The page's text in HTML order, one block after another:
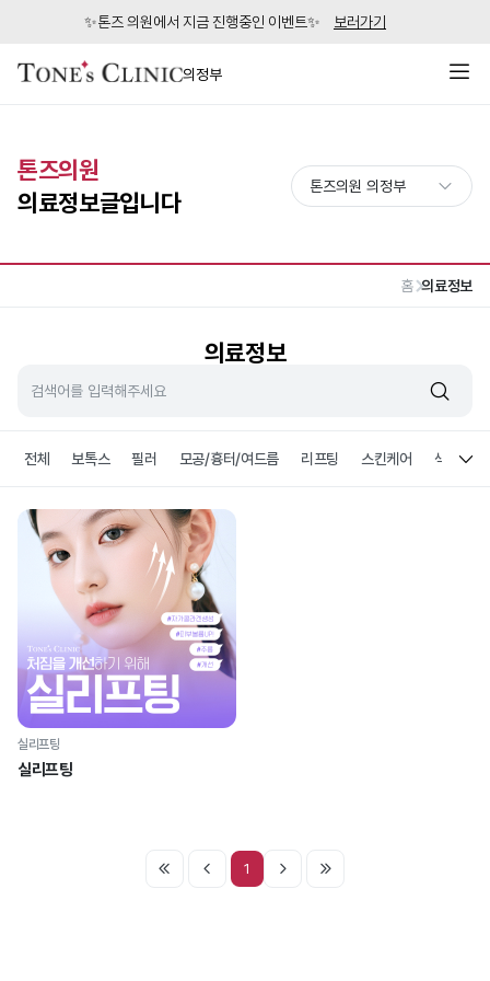
✨톤즈 의원에서 지금 진행중인 이벤트✨ 보러가기
의정부
톤즈의원
의료정보글입니다
홈 의료정보
의료정보
전체 보톡스 필러 모공/흉터/여드름 리프팅 스킨케어 색소침착
실리프팅
실리프팅
1